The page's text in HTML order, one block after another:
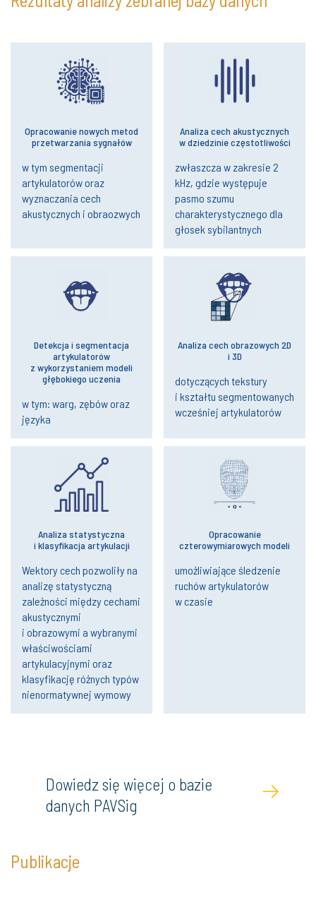
Opracowanie nowych metod
przetwarzania sygnałów
w tym segmentacji
artykulatorów oraz
wyznaczania cech
akustycznych i obraozwych
Analiza cech akustycznych
w dziedzinie częstotliwości
zwłaszcza w zakresie 2
kHz, gdzie występuje
pasmo szumu
charakterystycznego dla
głosek sybilantnych
Detekcja i segmentacja
artykulatorów
z wykorzystaniem modeli
głębokiego uczenia
w tym: warg, zębów oraz
języka
Analiza cech obrazowych 2D
i 3D
dotyczących tekstury
i kształtu segmentowanych
wcześniej artykulatorów
Analiza statystyczna
i klasyfikacja artykulacji
Wektory cech pozwoliły na
analizę statystyczną
zależności między cechami
akustycznymi
i obrazowymi a wybranymi
właściwościami
artykulacyjnymi oraz
klasyfikację różnych typów
nienormatywnej wymowy
Opracowanie
czterowymiarowych modeli
umożliwiające śledzenie
ruchów artykulatorów
w czasie
Dowiedz się więcej o bazie
danych PAVSig
Publikacje